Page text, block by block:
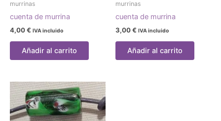
murrinas
cuenta de murrina
4,00€ IVA incluido
Añadir al carrito
murrinas
cuenta de murrina
3,00€ IVA incluido
Añadir al carrito